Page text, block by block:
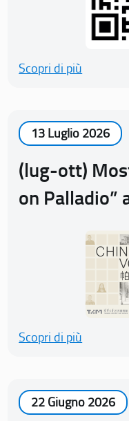
Scopri di più
13 Luglio 2026
(lug-ott)
on Palladio”
Scopri di più
22 Giugno 2026